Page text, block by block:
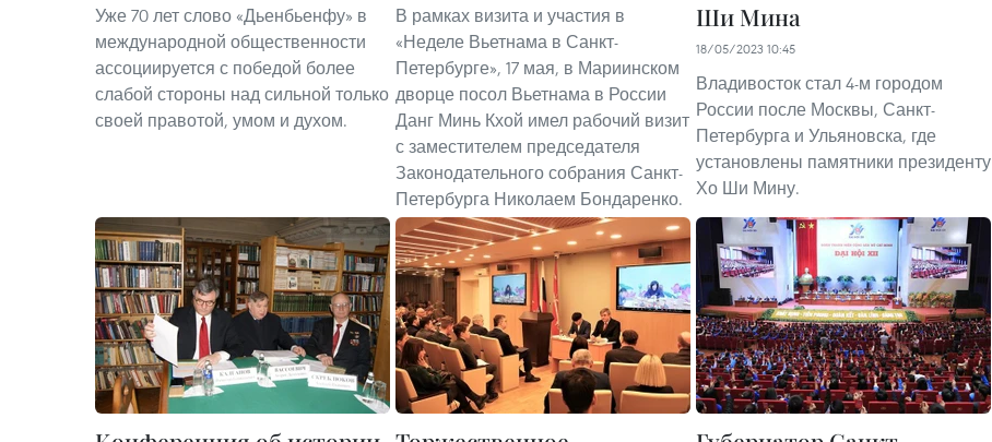
Уже 70 лет слово «Дьенбьенфу» в
международной общественности
ассоциируется с победой более
слабой стороны над сильной только
своей правотой, умом и духом.
В рамках визита и участия в
«Неделе Вьетнама в Санкт-
Петербурге», 17 мая, в Мариинском
дворце посол Вьетнама в России
Данг Минь Кхой имел рабочий визит
с заместителем председателя
Законодательного собрания Санкт-
Петербурга Николаем Бондаренко.
Ши Мина
18/05/2023 10:45
Владивосток стал 4-м городом
России после Москвы, Санкт-
Петербурга и Ульяновска, где
установлены памятники президенту
Хо Ши Мину.